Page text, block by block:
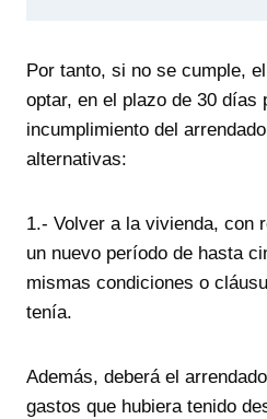
Por tanto, si no se cumple,
optar, en el plazo de 30 días
incumplimiento del
alternativas:
1.- Volver a la vivienda, con
un nuevo período de hasta
mismas condiciones o
tenía.
Además, deberá el
gastos que hubiera tenido